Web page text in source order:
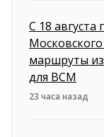
С 18
маршруты
для ВСМ
23 часа назад